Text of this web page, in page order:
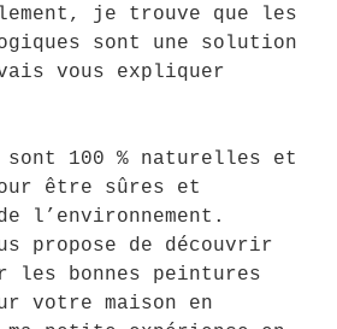
je trouve que les
sont une solution
vous expliquer
sont 100 % naturelles et
être sûres et
l’environnement.
propose de découvrir
les bonnes peintures
votre maison en